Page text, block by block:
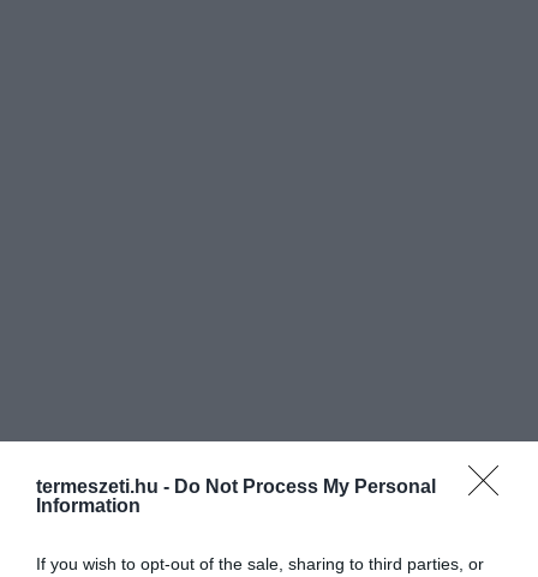
termeszeti.hu - Do Not Process My Personal
Information
If you wish to opt-out of the sale, sharing to third parties, or